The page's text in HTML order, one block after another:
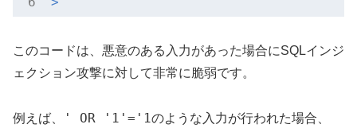
このコードは、悪意のある入力があった場合にSQLインジ
ェクション攻撃に対して非常に脆弱です。
例えば、 ' OR '1'='1のような入力が行われた場合、